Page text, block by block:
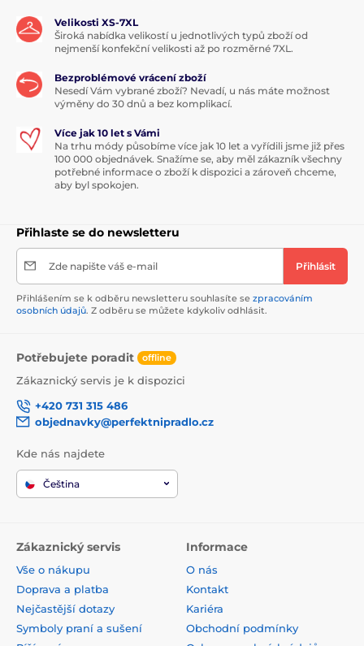
Velikosti XS-7XL
Široká nabídka velikostí u jednotlivých typů zboží od
nejmenší konfekční velikosti až po rozměrné 7XL.
Bezproblémové vrácení zboží
Nesedí Vám vybrané zboží? Nevadí, u nás máte možnost
výměny do 30 dnů a bez komplikací.
Více jak 10 let s Vámi
Na trhu módy působíme více jak 10 let a vyřídili jsme již přes
100 000 objednávek. Snažíme se, aby měl zákazník všechny
potřebné informace o zboží k dispozici a zároveň chceme,
aby byl spokojen.
Přihlaste se do newsletteru
Zde napište váš e-mail Přihlásit
Přihlášením se k odběru newsletteru souhlasíte se zpracováním
osobních údajů. Z odběru se můžete kdykoliv odhlásit.
Potřebujete poradit offline
Zákaznický servis je k dispozici
+420 731 315 486
objednavky@perfektnipradlo.cz
Kde nás najdete
Čeština
Zákaznický servis
Vše o nákupu
Doprava a platba
Nejčastější dotazy
Symboly praní a sušení
Informace
O nás
Kontakt
Kariéra
Obchodní podmínky